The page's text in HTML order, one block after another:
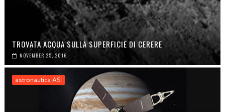
TROVATA ACQUA SULLA SUPERFICIE DI CERERE
NOVEMBER 25, 2016
astronautica ASI